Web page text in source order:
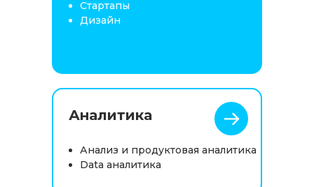
Аналитика
Анализ и продуктовая аналитика
Data аналитика
Стартапы
Дизайн